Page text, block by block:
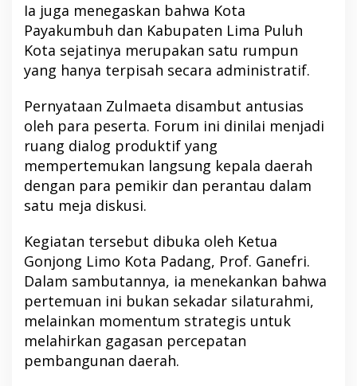
Ia juga menegaskan bahwa Kota
Payakumbuh dan Kabupaten Lima Puluh
Kota sejatinya merupakan satu rumpun
yang hanya terpisah secara administratif.
Pernyataan Zulmaeta disambut antusias
oleh para peserta. Forum ini dinilai menjadi
ruang dialog produktif yang
mempertemukan langsung kepala daerah
dengan para pemikir dan perantau dalam
satu meja diskusi.
Kegiatan tersebut dibuka oleh Ketua
Gonjong Limo Kota Padang, Prof. Ganefri.
Dalam sambutannya, ia menekankan bahwa
pertemuan ini bukan sekadar silaturahmi,
melainkan momentum strategis untuk
melahirkan gagasan percepatan
pembangunan daerah.